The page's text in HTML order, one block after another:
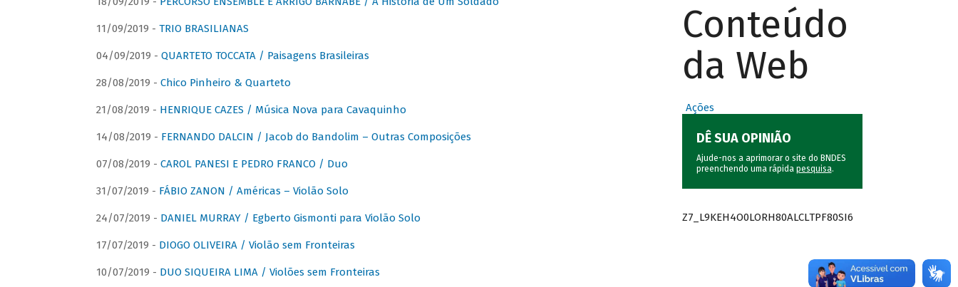
11/09/2019 - TRIO BRASILIANAS
04/09/2019 - QUARTETO TOCCATA / Paisagens Brasileiras
28/08/2019 - Chico Pinheiro & Quarteto
21/08/2019 - HENRIQUE CAZES / Música Nova para Cavaquinho
14/08/2019 - FERNANDO DALCIN / Jacob do Bandolim – Outras Composições
07/08/2019 - CAROL PANESI E PEDRO FRANCO / Duo
31/07/2019 - FÁBIO ZANON / Américas – Violão Solo
24/07/2019 - DANIEL MURRAY / Egberto Gismonti para Violão Solo
17/07/2019 - DIOGO OLIVEIRA / Violão sem Fronteiras
10/07/2019 - DUO SIQUEIRA LIMA / Violões sem Fronteiras
Conteúdo
da Web
Ações
DÊ SUA OPINIÃO
Ajude-nos a aprimorar o site do BNDES
preenchendo uma rápida pesquisa.
Z7_L9KEH4O0LORH80ALCLTPF80SI6